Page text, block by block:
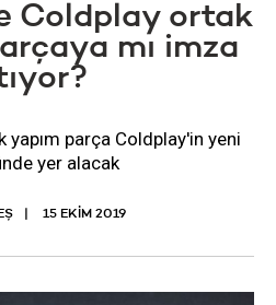
Coldplay ortak
mı imza
parça Coldplay'in yeni
yer alacak
15 EKIM 2019